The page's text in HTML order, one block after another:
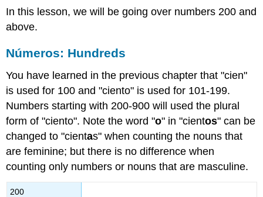
Hundreds
nouns
the
gender
agreement
the
numbers
will
highlighted
in
In this lesson, we will be going over numbers 200 and
above.
Números: Hundreds
You have learned in the previous chapter that "cien"
is used for 100 and "ciento" is used for 101-199.
Numbers starting with 200-900 will used the plural
form of "ciento". Note the word "o" in "cientos" can be
changed to "cientas" when counting the nouns that
are feminine; but there is no difference when
counting only numbers or nouns that are masculine.
200